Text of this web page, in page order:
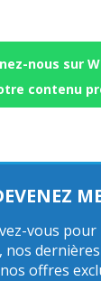
nous sur
contenu
vous pour
nos
nos offres